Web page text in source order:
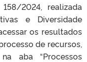
2024, realizada
e Diversidade
os resultados
de recursos,
aba “Processos